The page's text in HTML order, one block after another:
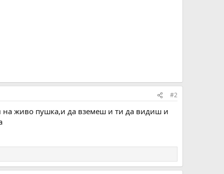
#2
на живо пушка,и да вземеш и ти да видиш и